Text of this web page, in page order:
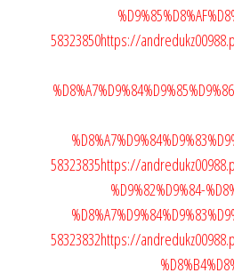
58323850https://
58323835https://
%D9%82%D9%84-
58323832https://